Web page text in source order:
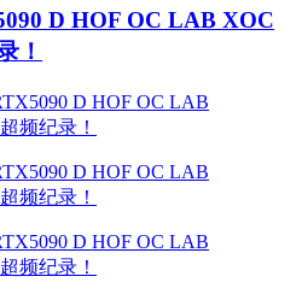
D HOF OC LAB XOC
！